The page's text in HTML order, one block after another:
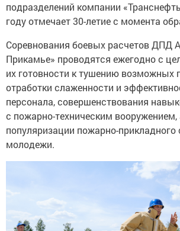
подразделений компании
году отмечает 30-летие с момента
Соревнования боевых расчетов ДПД
Прикамье» проводятся ежегодно с
их готовности к тушению возможных
отработки слаженности и
персонала, совершенствования
с пожарно-техническим вооружением,
популяризации пожарно-прикладного
молодежи.